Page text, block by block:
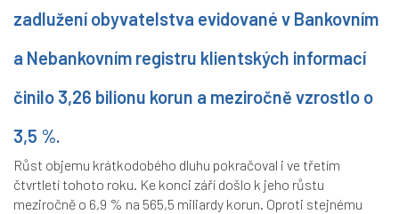
zadlužení obyvatelstva evidované v Bankovním
a Nebankovním registru klientských informací
činilo 3,26 bilionu korun a meziročně vzrostlo o
3,5 %.
Růst objemu krátkodobého dluhu pokračoval i ve třetím
čtvrtletí tohoto roku. Ke konci září došlo k jeho růstu
meziročně o 6,9 % na 565,5 miliardy korun. Oproti stejnému